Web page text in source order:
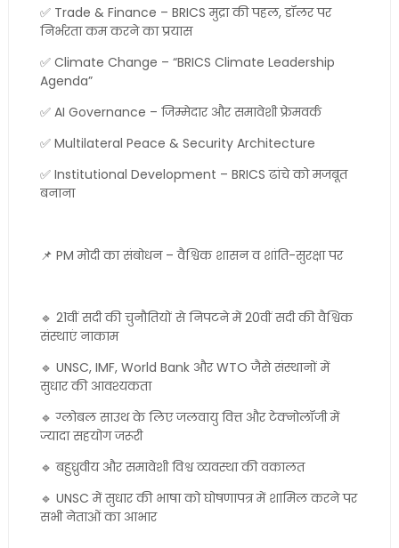
✅ Trade & Finance – BRICS मुद्रा की पहल, डॉलर पर
निर्भरता कम करने का प्रयास
✅ Climate Change – “BRICS Climate Leadership
Agenda”
✅ AI Governance – जिम्मेदार और समावेशी फ्रेमवर्क
✅ Multilateral Peace & Security Architecture
✅ Institutional Development – BRICS ढांचे को मजबूत
बनाना
📌 PM मोदी का संबोधन – वैश्विक शासन व शांति-सुरक्षा पर
🔹 21वीं सदी की चुनौतियों से निपटने में 20वीं सदी की वैश्विक
संस्थाएं नाकाम
🔹 UNSC, IMF, World Bank और WTO जैसे संस्थानों में
सुधार की आवश्यकता
🔹 ग्लोबल साउथ के लिए जलवायु वित्त और टेक्नोलॉजी में
ज्यादा सहयोग जरूरी
🔹 बहुध्रुवीय और समावेशी विश्व व्यवस्था की वकालत
🔹 UNSC में सुधार की भाषा को घोषणापत्र में शामिल करने पर
सभी नेताओं का आभार